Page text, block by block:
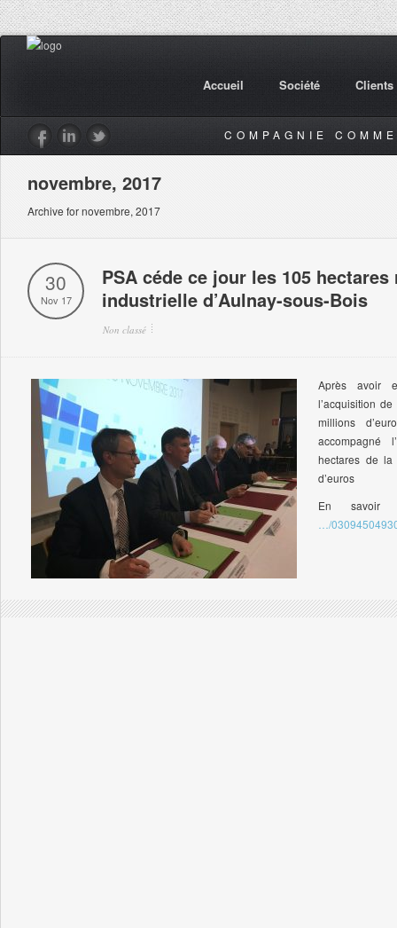
Accueil Société Clients
COMPAGNIE
novembre, 2017
Archive for novembre, 2017
30
Nov 17
PSA céde ce jour les 105
industrielle d’Aulnay-sous-Bois
Non classé
Après avoir
l’acquisition
millions
accompagné
hectares de
d’euros
En
…/